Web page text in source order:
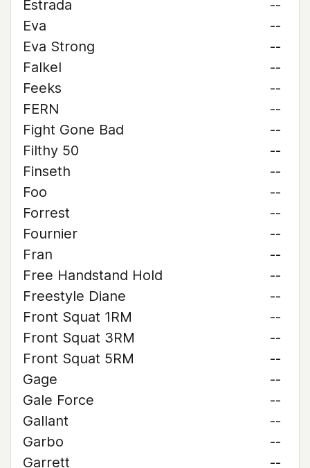
Estrada
--
Eva
--
Eva Strong
--
Falkel
--
Feeks
--
FERN
--
Fight Gone Bad
--
Filthy 50
--
Finseth
--
Foo
--
Forrest
--
Fournier
--
Fran
--
Free Handstand Hold
--
Freestyle Diane
--
Front Squat 1RM
--
Front Squat 3RM
--
Front Squat 5RM
--
Gage
--
Gale Force
--
Gallant
--
Garbo
--
Garrett
--